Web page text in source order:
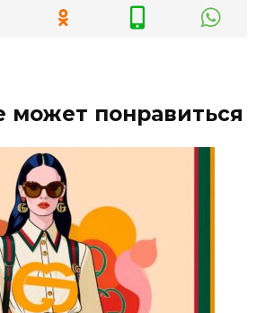
может понравиться